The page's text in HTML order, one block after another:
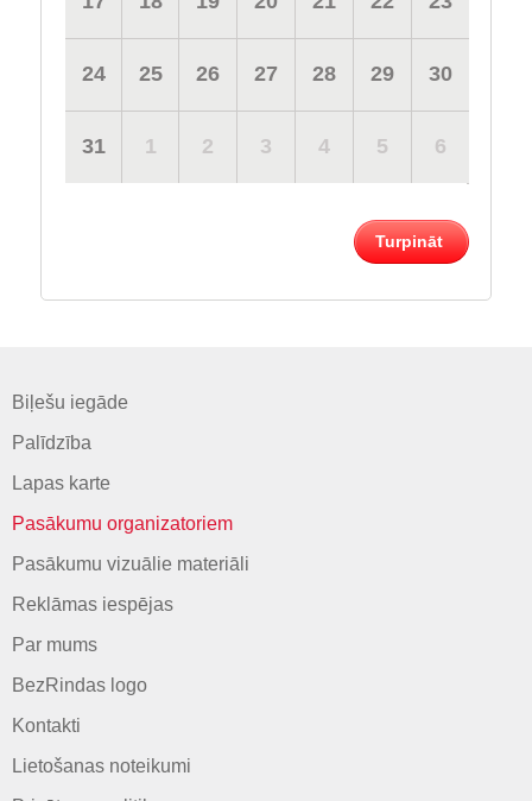
24 25 26 27 28 29 30
31 1 2 3 4 5 6
Turpināt
Biļešu iegāde
Palīdzība
Lapas karte
Pasākumu organizatoriem
Pasākumu vizuālie materiāli
Reklāmas iespējas
Par mums
BezRindas logo
Kontakti
Lietošanas noteikumi